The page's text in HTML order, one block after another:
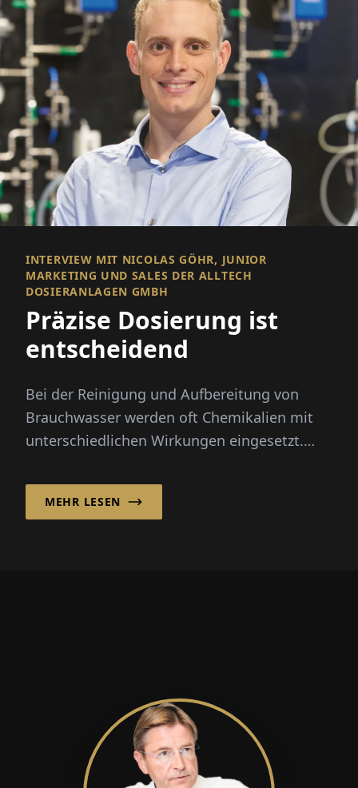
INTERVIEW MIT NICOLAS GÖHR, JUNIOR
MARKETING UND SALES DER ALLTECH
DOSIERANLAGEN GMBH
Präzise Dosierung ist
entscheidend
Bei der Reinigung und Aufbereitung von
Brauchwasser werden oft Chemikalien mit
unterschiedlichen Wirkungen eingesetzt.
MEHR LESEN